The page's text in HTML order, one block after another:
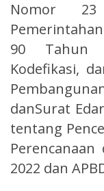
Nomor
90 Tahun
Kodefikasi,
danSurat
tentang
2022 dan